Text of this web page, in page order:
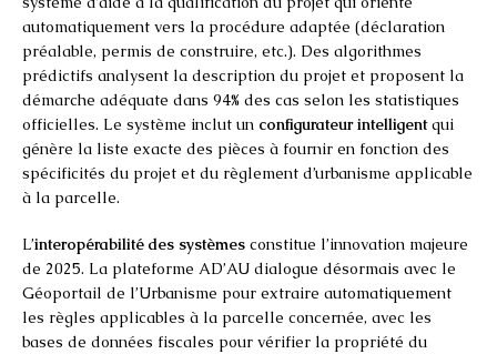
automatiquement vers la procédure adaptée (déclaration
préalable, permis de construire, etc.). Des algorithmes
prédictifs analysent la description du projet et proposent la
démarche adéquate dans 94% des cas selon les statistiques
officielles. Le système inclut un configurateur intelligentqui
génère la liste exacte des pièces à fournir en fonction des
spécificités du projet et du règlement d’urbanisme applicable
à la parcelle.
L’interopérabilité des systèmes constitue l’innovation majeure
de 2025. La plateforme AD’AU dialogue désormais avec le
Géoportail de l’Urbanisme pour extraire automatiquement
les règles applicables à la parcelle concernée, avec les
bases de données fiscales pour vérifier la propriété du